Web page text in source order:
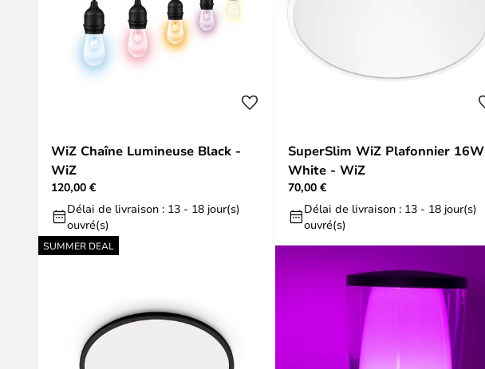
WiZ Chaîne Lumineuse Black -
WiZ
120,00 €
Délai de livraison : 13 - 18 jour(s)
ouvré(s)
SuperSlim WiZ Plafonnier 16W
White - WiZ
70,00 €
Délai de livraison : 13 - 18 jour(s)
ouvré(s)
SUMMER DEAL